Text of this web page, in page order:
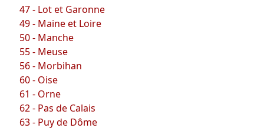
47 - Lot et Garonne
49 - Maine et Loire
50 - Manche
55 - Meuse
56 - Morbihan
60 - Oise
61 - Orne
62 - Pas de Calais
63 - Puy de Dôme